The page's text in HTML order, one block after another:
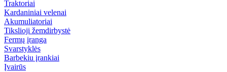
Traktoriai
Kardaniniai velenai
Akumuliatoriai
Tikslioji žemdirbystė
Fermų įranga
Svarstyklės
Barbekiu įrankiai
Įvairūs